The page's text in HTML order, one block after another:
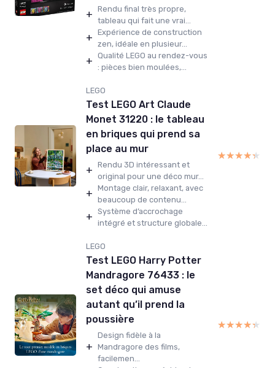
+ Rendu final très propre,
tableau qui fait une vrai...
+ Expérience de construction
zen, idéale en plusieur...
+ Qualité LEGO au rendez-vous
: pièces bien moulées,...
LEGO
Test LEGO Art Claude
Monet 31220 : le tableau
en briques qui prend sa
place au mur
+ Rendu 3D intéressant et
original pour une déco mur...
+ Montage clair, relaxant, avec
beaucoup de contenu...
+ Système d’accrochage
intégré et structure globale...
★★★★★
★★★★★
LEGO
Test LEGO Harry Potter
Mandragore 76433 : le
set déco qui amuse
autant qu’il prend la
poussière
+
Design fidèle à la
Mandragore des films,
facilemen...
★★★★★
★★★★★